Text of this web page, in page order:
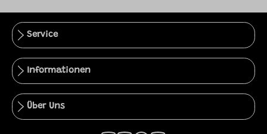
Service
Informationen
Über Uns